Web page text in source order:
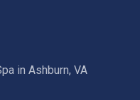
in Ashburn, VA